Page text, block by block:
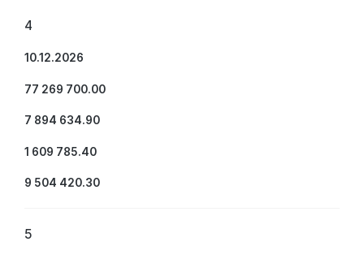
4
10.12.2026
77 269 700.00
7 894 634.90
1 609 785.40
9 504 420.30
5